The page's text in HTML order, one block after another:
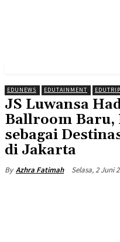
EDUNEWS EDUTAINMENT EDUTRIP
JS Luwansa
Ballroom Baru,
sebagai
di Jakarta
By Azhra Fatimah Selasa, 2 Juni